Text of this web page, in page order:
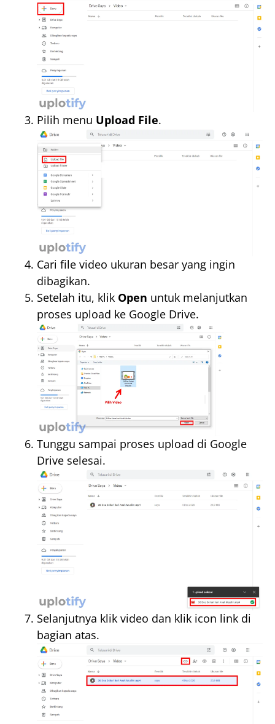
Pilih menu Upload File.
Cari file video ukuran besar yang ingin
dibagikan.
Setelah itu, klik Open untuk melanjutkan
proses upload ke Google Drive.
Tunggu sampai proses upload di Google
Drive selesai.
Selanjutnya klik video dan klik icon link di
bagian atas.